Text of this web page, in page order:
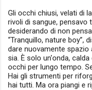
Gli occhi chiusi, velati di
rivoli di sangue, pensavo
desiderando di non
“Tranquillo, nature boy”,
dare nuovamente spazio
sia. È solo un'onda,
occhi per lungo tempo.
Hai gli strumenti per
hai tutti. Ma ora piangi e